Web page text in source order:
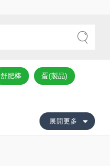
舒肥棒 蛋(製品)
展開更多